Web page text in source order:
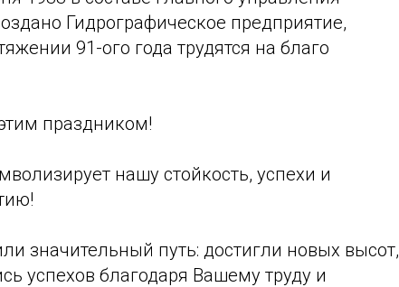
Гидрографическое предприятие,
91-ого года трудятся на благо
праздником!
нашу стойкость, успехи и
значительный путь: достигли новых высот,
успехов благодаря Вашему труду и